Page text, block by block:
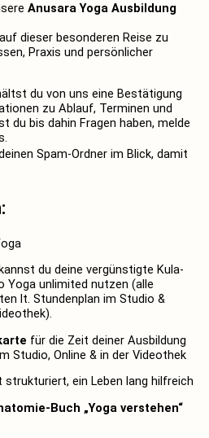
Anusara Yoga Ausbildung
dieser besonderen Reise zu
Praxis und persönlicher
du von uns eine Bestätigung
zu Ablauf, Terminen und
du bis dahin Fragen haben, melde
Spam-Ordner im Blick, damit
du deine vergünstigte Kula-
Yoga unlimited nutzen (alle
lt. Stundenplan im Studio &
für die Zeit deiner Ausbildung
Studio, Online & in der Videothek
strukturiert, ein Leben lang hilfreich
Buch „Yoga verstehen“